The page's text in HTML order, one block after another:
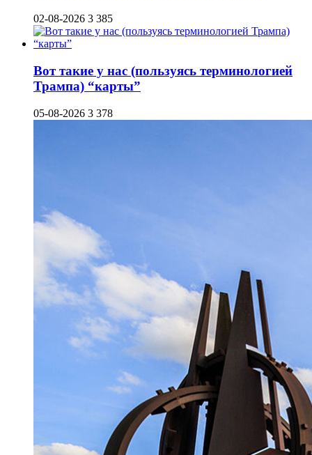
02-08-2026 3 385
Вот такие у нас (пользуясь терминологией
Трампа) “карты”
05-08-2026 3 378